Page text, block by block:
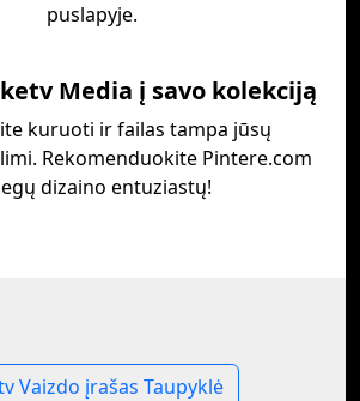
puslapyje.
Media į savo kolekciją
kuruoti ir failas tampa jūsų
Rekomenduokite Pintere.com
dizaino entuziastų!
Vaizdo įrašas Taupyklė